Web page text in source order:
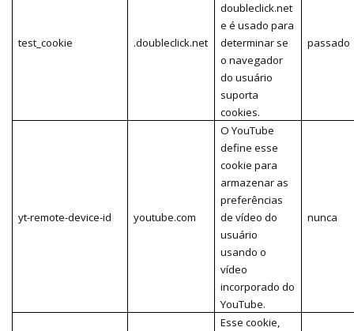
test_cookie .doubleclick.net
doubleclick.net
e é usado para
determinar se
o navegador
do usuário
suporta
cookies.
passado
yt-remote-device-id youtube.com
O YouTube
define esse
cookie para
armazenar as
preferências
de vídeo do
usuário
usando o
vídeo
incorporado do
YouTube.
nunca
Esse cookie,